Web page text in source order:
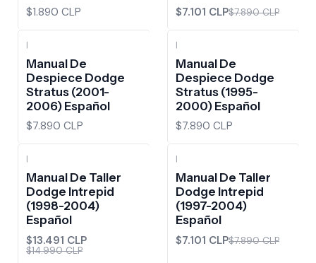
$1.890 CLP
$7.101 CLP$7.890 CLP
|
Manual De
Despiece Dodge
Stratus (2001-
2006) Español
$7.890 CLP
|
Manual De
Despiece Dodge
Stratus (1995-
2000) Español
$7.890 CLP
|
Manual De Taller
Dodge Intrepid
(1998-2004)
Español
$13.491 CLP
$14.990 CLP
|
Manual De Taller
Dodge Intrepid
(1997-2004)
Español
$7.101 CLP$7.890 CLP